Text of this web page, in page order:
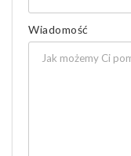
Wiadomość